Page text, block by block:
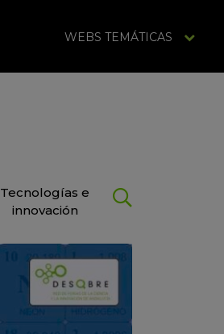
WEBS TEMÁTICAS
Tecnologías e
innovación